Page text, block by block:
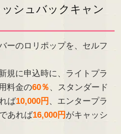
シュバックキャン
ーのロリポップを、セルフ
規に申込時に、ライトプラ
料金の60％、スタンダード
ば10,000円 、エンタープラ
あれば16,000円 がキャッシ